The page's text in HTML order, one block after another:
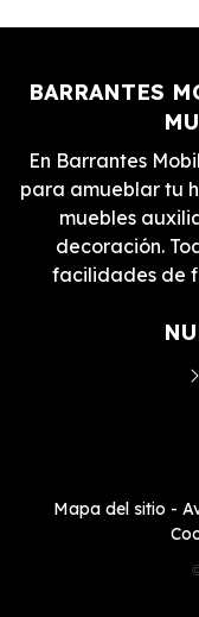
BARRANTES
En Barrantes
para amueblar tu
muebles
decoración.
facilidades de
Mapa del sitio -